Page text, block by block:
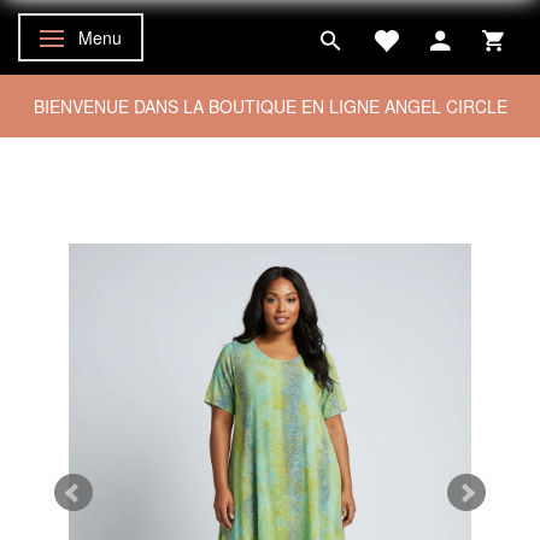
Basculer la navigation
Menu
BIENVENUE DANS LA BOUTIQUE EN LIGNE ANGEL CIRCLE